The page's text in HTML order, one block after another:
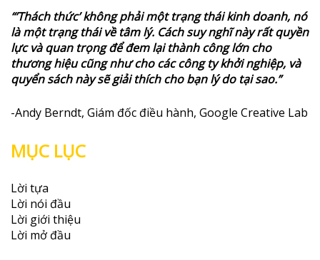
“’Thách thức’ không phải một trạng thái kinh doanh, nó
là một trạng thái về tâm lý. Cách suy nghĩ này rất quyền
lực và quan trọng để đem lại thành công lớn cho
thương hiệu cũng như cho các công ty khởi nghiệp, và
quyển sách này sẽ giải thích cho bạn lý do tại sao.”
-Andy Berndt, Giám đốc điều hành, Google Creative Lab
MỤC LỤC
Lời tựa
Lời nói đầu
Lời giới thiệu
Lời mở đầu